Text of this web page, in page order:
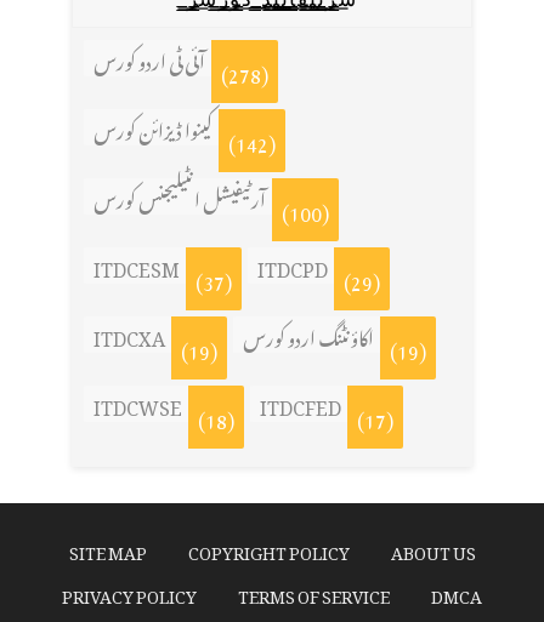
آئی ٹی اردو کورس (278)
کینوا ڈیزائن کورس (142)
آرٹیفیشل انٹیلیجنس کورس (100)
ITDCESM (37) ITDCPD (29)
ITDCXA (19) اکاؤنٹنگ اردو کورس (19)
ITDCWSE (18) ITDCFED (17)
ABOUT US
COPYRIGHT POLICY
SITE MAP
DMCA
TERMS OF SERVICE
PRIVACY POLICY